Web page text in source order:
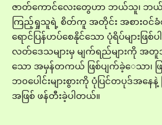
ဇာတ်ကောင်လေးတွေဟာ ဘယ်သူ၊ ဘ
ကြည့်ရှုသူရဲ့ စိတ်ကူ အတိုင်း အစား၀င်ခံစ
ရောင်ပြန်ဟပ်စေနိုင်သော ပုံရိပ်များဖြစ်
လတ်ဒေသများမှ မျက်ရည်များကို အတူအပ
သော အမှန်တကယ် ဖြစ်ပျက်ခဲ့ေသာ၊ ဖ
ဘ၀ပေါင်းများစွားကို ပုံပြင်တပုဒ်အနေနဲ့
အဖြစ် ဖန်တီးခဲ့ပါတယ်။